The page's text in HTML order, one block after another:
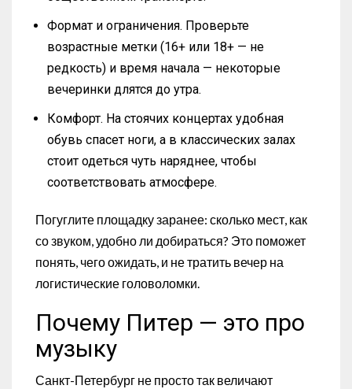
Формат и ограничения. Проверьте
возрастные метки (16+ или 18+ — не
редкость) и время начала — некоторые
вечеринки длятся до утра.
Комфорт. На стоячих концертах удобная
обувь спасет ноги, а в классических залах
стоит одеться чуть наряднее, чтобы
соответствовать атмосфере.
Погуглите площадку заранее: сколько мест, как
со звуком, удобно ли добираться? Это поможет
понять, чего ожидать, и не тратить вечер на
логистические головоломки.
Почему Питер — это про
музыку
Санкт-Петербург не просто так величают